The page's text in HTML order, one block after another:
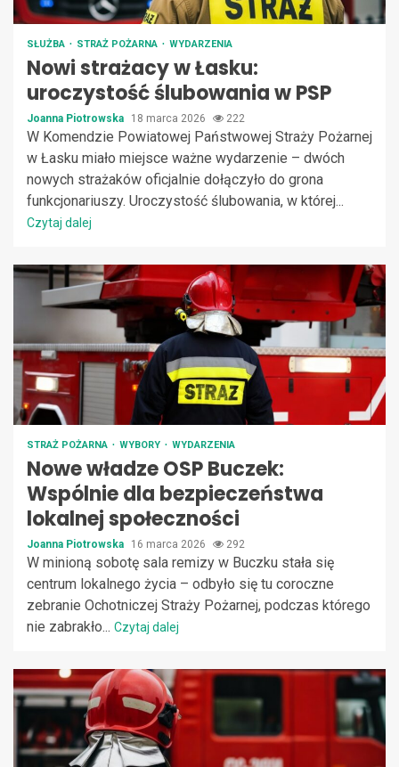
SŁUŻBA STRAŻ POŻARNA WYDARZENIA
Nowi strażacy w Łasku:
uroczystość ślubowania w PSP
Joanna Piotrowska 18 marca 2026 222
W Komendzie Powiatowej Państwowej Straży Pożarnej
w Łasku miało miejsce ważne wydarzenie – dwóch
nowych strażaków oficjalnie dołączyło do grona
funkcjonariuszy. Uroczystość ślubowania, w której...
Czytaj dalej
STRAŻ POŻARNA WYBORY WYDARZENIA
Nowe władze OSP Buczek:
Wspólnie dla bezpieczeństwa
lokalnej społeczności
Joanna Piotrowska 16 marca 2026 292
W minioną sobotę sala remizy w Buczku stała się
centrum lokalnego życia – odbyło się tu coroczne
zebranie Ochotniczej Straży Pożarnej, podczas którego
nie zabrakło... Czytaj dalej